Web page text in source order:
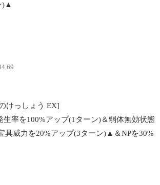
)▲
けっしょう EX]
生率を100%アップ(1ターン)＆弱体無効状態
具威力を20%アップ(3ターン)▲＆NPを30%